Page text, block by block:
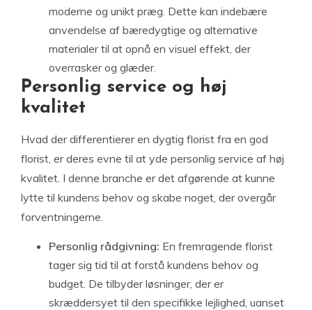
moderne og unikt præg. Dette kan indebære
anvendelse af bæredygtige og alternative
materialer til at opnå en visuel effekt, der
overrasker og glæder.
Personlig service og høj
kvalitet
Hvad der differentierer en dygtig florist fra en god
florist, er deres evne til at yde personlig service af høj
kvalitet. I denne branche er det afgørende at kunne
lytte til kundens behov og skabe noget, der overgår
forventningerne.
Personlig rådgivning: En fremragende florist
tager sig tid til at forstå kundens behov og
budget. De tilbyder løsninger, der er
skræddersyet til den specifikke lejlighed, uanset